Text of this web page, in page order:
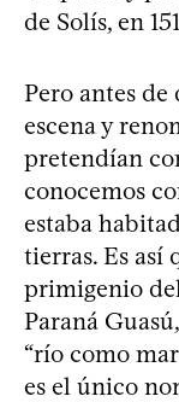
de Solís, en
Pero antes
escena y
pretendían
conocemos
estaba
tierras. Es así
primigenio
Paraná
“río como
es el único